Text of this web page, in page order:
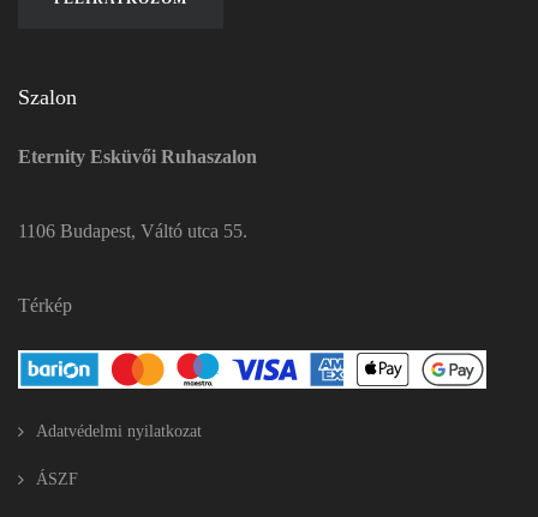
Szalon
Eternity Esküvői Ruhaszalon
1106 Budapest, Váltó utca 55.
Térkép
Adatvédelmi nyilatkozat
ÁSZF